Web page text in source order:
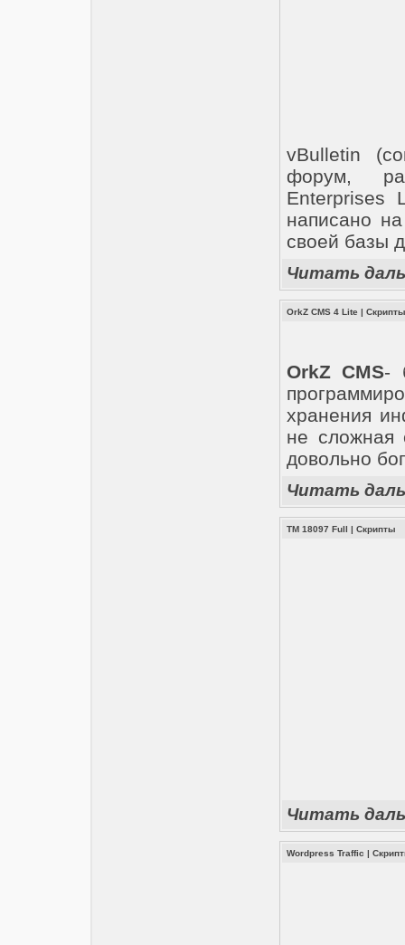
vBulletin
форум,
Enterprises
написано
своей базы
Читать
OrkZ CMS 4 Lite | Скрипты
OrkZ CMS-
хранения
не сложная
довольно
Читать
TM 18097 Full | Скрипты
Читать
Wordpress Traffic |